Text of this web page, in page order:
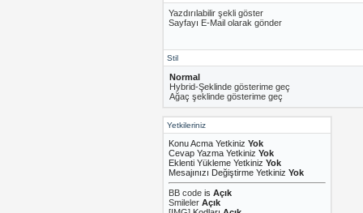
Yazdırılabilir şekli göster
Sayfayı E-Mail olarak gönder
Stil
Normal
Hybrid-Şeklinde gösterime geç
Ağaç şeklinde gösterime geç
Yetkileriniz
Konu Acma Yetkiniz Yok
Cevap Yazma Yetkiniz Yok
Eklenti Yükleme Yetkiniz Yok
Mesajınızı Değiştirme Yetkiniz Yok
BB code is Açık
Smileler Açık